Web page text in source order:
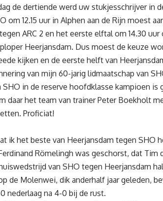
de dertiende werd uw stukjesschrijver in
om 12.15 uurin Alphen aan de Rijn moest
ARC 2 en het eerste elftalom 14.30 uur
Heerjansdam. Dus moest de keuze
kijken en de eerste helft van
van mijn 60-jarig lidmaatschap van
in de reserve hoofdklasse kampioen is
daar het team van trainer Peter Boekholt
Proficiat!
ik het beste van Heerjansdam tegen SHO
Römelingh was geschorst, dat Tim
van SHO tegen Heerjansdam
de Molenwei, dik anderhalf jaar geleden,
nederlaag na 4-0 bij de rust.